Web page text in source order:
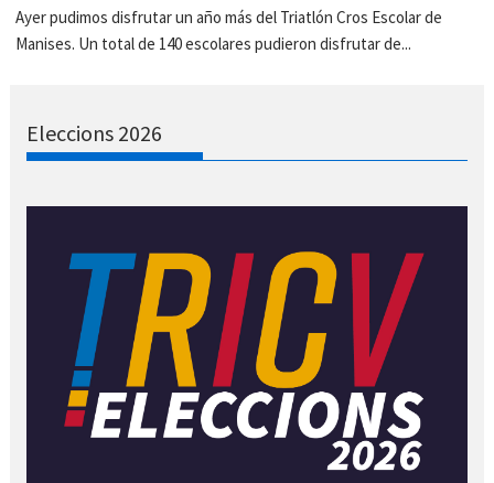
Ayer pudimos disfrutar un año más del Triatlón Cros Escolar de
Manises. Un total de 140 escolares pudieron disfrutar de...
Eleccions 2026